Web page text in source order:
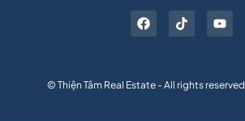
© Thiện Tâm Real Estate - All rights reserved